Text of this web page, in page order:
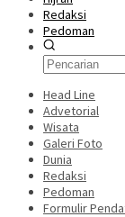
Redaksi
Pedoman
Head Line
Advetorial
Wisata
Galeri Foto
Dunia
Redaksi
Pedoman
Formulir